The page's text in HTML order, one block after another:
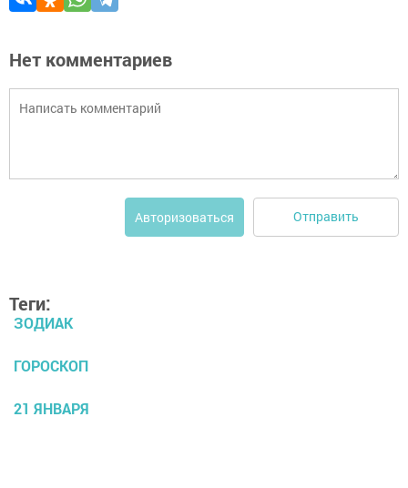
Нет комментариев
Авторизоваться Отправить
Теги:
ЗОДИАК
ГОРОСКОП
21 ЯНВАРЯ